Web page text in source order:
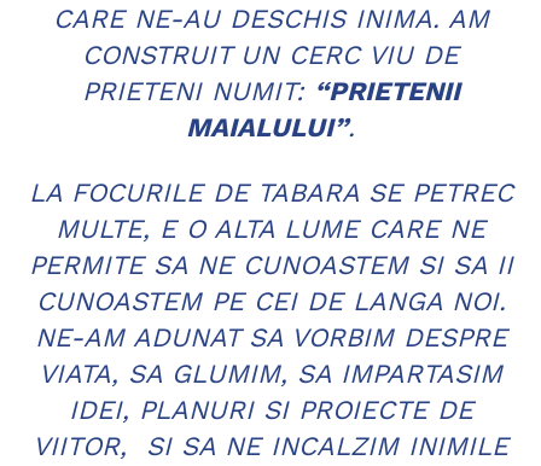
CARE NE-AU DESCHIS INIMA. AM
CONSTRUIT UN CERC VIU DE
PRIETENI NUMIT: “PRIETENII
MAIALULUI”.
LA FOCURILE DE TABARA SE PETREC
MULTE, E O ALTA LUME CARE NE
PERMITE SA NE CUNOASTEM SI SA II
CUNOASTEM PE CEI DE LANGA NOI.
NE-AM ADUNAT SA VORBIM DESPRE
VIATA, SA GLUMIM, SA IMPARTASIM
IDEI, PLANURI SI PROIECTE DE
VIITOR, SI SA NE INCALZIM INIMILE